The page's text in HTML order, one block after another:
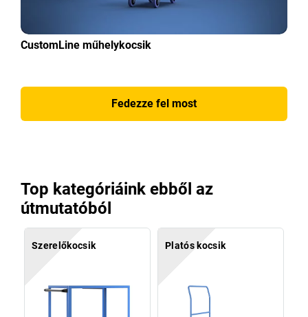
CustomLine műhelykocsik
Fedezze fel most
Top kategóriáink ebből az
útmutatóból
Szerelőkocsik Platós kocsik